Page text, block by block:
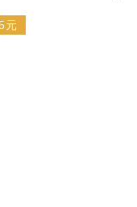
元